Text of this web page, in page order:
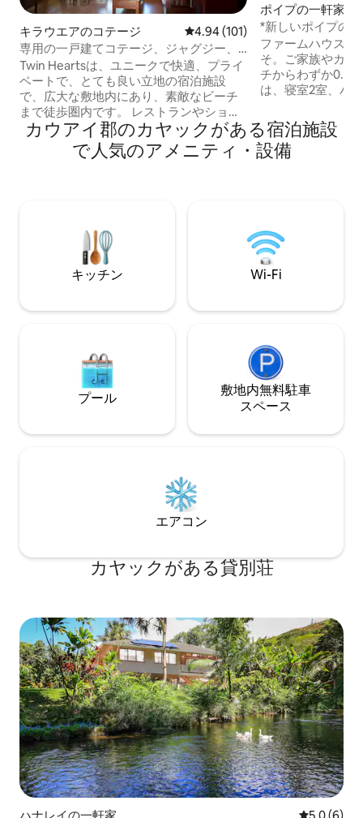
キラウエアのコテージ レビュー101件、5つ星中4.94つ
4.94 (101)
専用の一戸建てコテージ、ジャグジー、
ビーチまで徒歩2分
Twin Heartsは、ユニークで快適、プライ
ベートで、とても良い立地の宿泊施設
で、広大な敷地内にあり、素敵なビーチ
まで徒歩圏内です。 レストランやショッ
ピングができるキラウェアタウンまで車
でわずか10分です。 多くのアメニティに
は、ジャグジー、タンデムカヤック、ビ
「ホームステイ」で、クラスIVゾーニン
グ許可Z - IV - 2015 -35、使用許可U - 2015
-34、特別許可SP - 2015 -12を取得してい
ポイプの一軒家
*新しいポイプの2
アコン＆アスレチ
ファームハウスビ
そ。ご家族やカッ
チからわずか0.5
は、寝室2室、バ
モダンなデザイ
イ、設備の整った
いバスルーム、エ
スライド、プール
ル、バー＆グリル
ーチアスレチック
ます！
カウアイ郡のカヤックがある宿泊施設
で人気のアメニティ・設備
キッチン Wi-Fi
プール
敷地内無料駐⁠車
ス⁠ペ⁠ー⁠ス
エアコン
カヤックがある貸別荘